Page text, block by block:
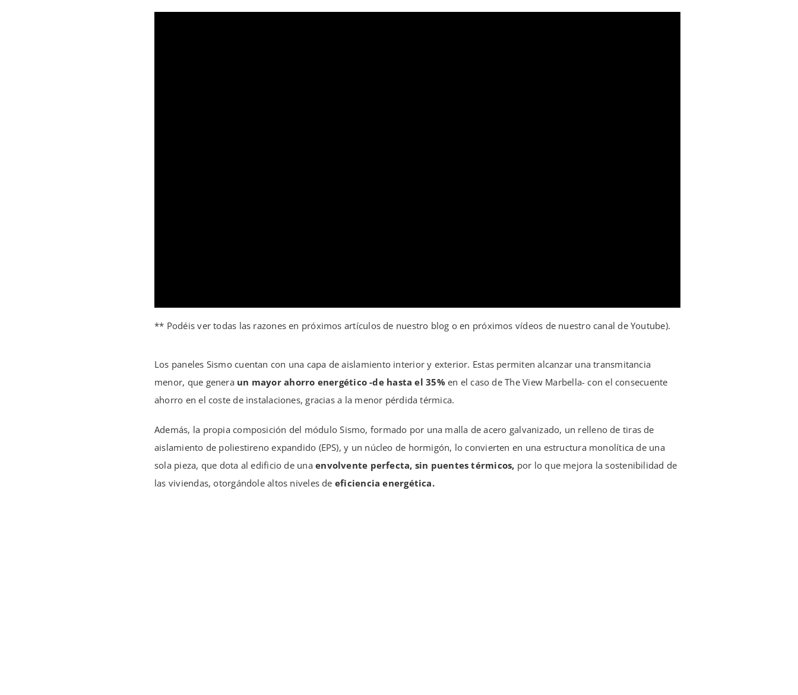
** Podéis ver todas las razones en próximos artículos de nuestro blog o en próximos vídeos de nuestro canal de Youtube).
Los paneles Sismo cuentan con una capa de aislamiento interior y exterior. Estas permiten alcanzar una transmitancia
menor, que genera un mayor ahorro energético -de hasta el 35% en el caso de The View Marbella- con el consecuente
ahorro en el coste de instalaciones, gracias a la menor pérdida térmica.
Además, la propia composición del módulo Sismo, formado por una malla de acero galvanizado, un relleno de tiras de
aislamiento de poliestireno expandido (EPS), y un núcleo de hormigón, lo convierten en una estructura monolítica de una
sola pieza, que dota al edificio de unaenvolvente perfecta, sin puentes térmicos, por lo que mejora la sostenibilidad de
las viviendas, otorgándole altos niveles de eficiencia energética.